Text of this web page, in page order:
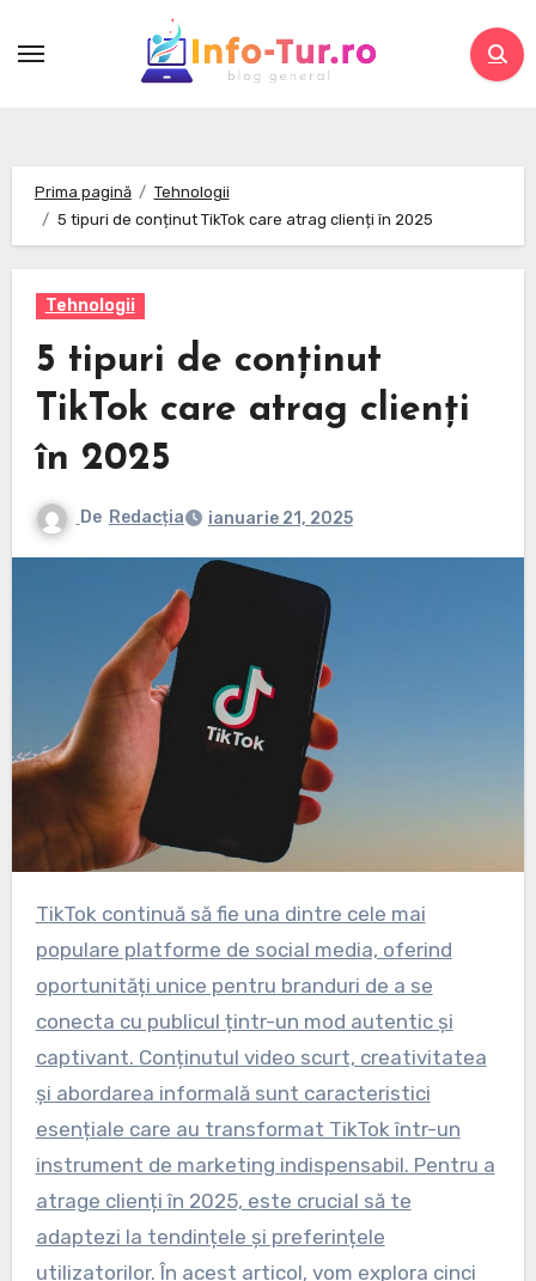
Prima pagină
Tehnologii
5 tipuri de conținut TikTok care atrag clienți în 2025
Tehnologii
5 tipuri de conținut
TikTok care atrag clienți
în 2025
De Redacția ianuarie 21, 2025
TikTok continuă să fie una dintre cele mai
populare platforme de social media, oferind
oportunități unice pentru branduri de a se
conecta cu publicul țintr-un mod autentic și
captivant. Conținutul video scurt, creativitatea
și abordarea informală sunt caracteristici
esențiale care au transformat TikTok într-un
instrument de marketing indispensabil. Pentru a
atrage clienți în 2025, este crucial să te
adaptezi la tendințele și preferințele
utilizatorilor. În acest articol, vom explora cinci